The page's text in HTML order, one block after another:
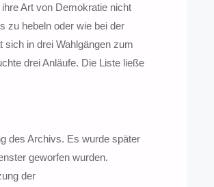
Art von Demokratie nicht
zu hebeln oder wie bei der
in drei Wahlgängen zum
drei Anläufe. Die Liste ließe
des Archivs. Es wurde später
geworfen wurden.
der